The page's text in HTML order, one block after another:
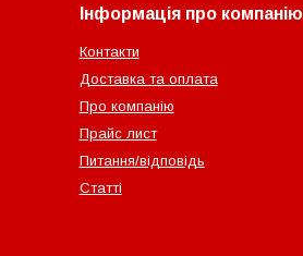
Інформація про компанію
Контакти
Доставка та оплата
Про компанію
Прайс лист
Питання/відповідь
Статті